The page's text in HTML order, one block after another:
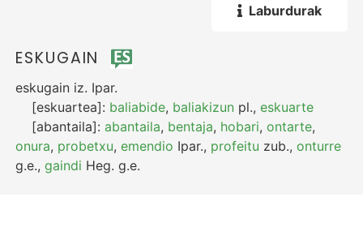
Laburdurak
ESKUGAIN
eskugain iz. Ipar.
[eskuartea]: baliabide, baliakizun pl.,eskuarte
[abantaila]:abantaila, bentaja, hobari,ontarte,
onura, probetxu,emendio Ipar., profeitu zub.,onturre
g.e.,gaindi Heg. g.e.